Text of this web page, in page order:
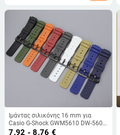
Ιμάντας σιλικόνης 16 mm για
Casio G-Shock GWM5610 DW-5600
DW-6900
7.92 - 8.76 €